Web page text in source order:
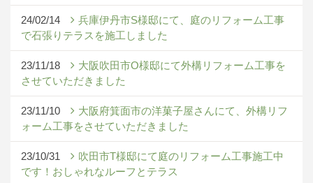
24/02/14
兵庫伊丹市S様邸にて、庭のリフォーム工事
で石張りテラスを施工しました
23/11/18
大阪吹田市O様邸にて外構リフォーム工事を
させていただきました
23/11/10
大阪府箕面市の洋菓子屋さんにて、外構リフ
ォーム工事をさせていただきました
23/10/31
吹田市T様邸にて庭のリフォーム工事施工中
です！おしゃれなルーフとテラス